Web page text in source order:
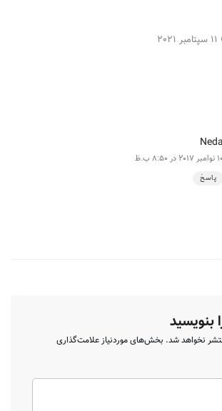
11 سپتامبر 2021
Neda
10 نوامبر 2017 در 8:50 ب.ظ
پاسخ
بنویسید
نخواهد شد. بخش‌های موردنیاز علامت‌گذاری